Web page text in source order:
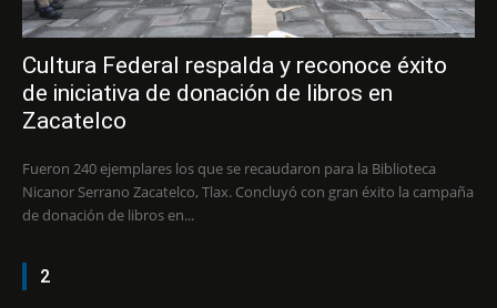
Cultura Federal respalda y reconoce éxito
de iniciativa de donación de libros en
Zacatelco
Fueron 240 ejemplares los que se recaudaron para la Biblioteca
Nicanor Serrano Zacatelco, Tlax. Concluyó con gran éxito la campaña
de donación de libros en...
2